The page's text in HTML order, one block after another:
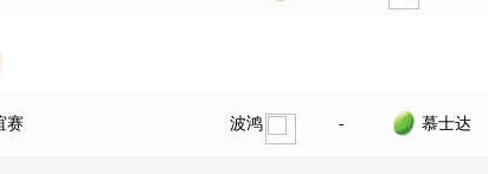
赛 波鸿 - 慕士达